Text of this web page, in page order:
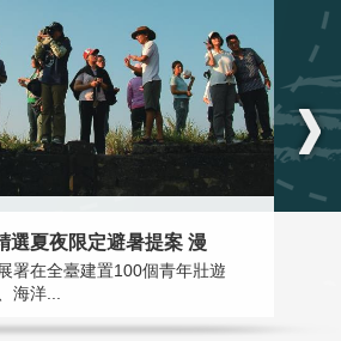
選夏夜限定避暑提案 漫
署在全臺建置100個青年壯遊
海洋...